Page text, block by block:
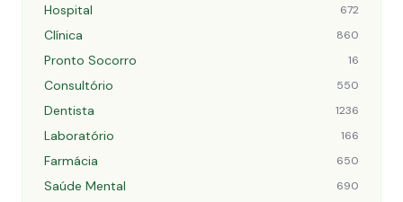
Hospital 672
Clínica 860
Pronto Socorro 16
Consultório 550
Dentista 1236
Laboratório 166
Farmácia 650
Saúde Mental 690